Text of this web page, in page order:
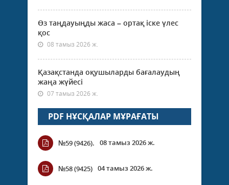
Өз таңдауыңды жаса – ортақ іске үлес
қос
08 тамыз 2026 ж.
Қазақстанда оқушыларды бағалаудың
жаңа жүйесі
07 тамыз 2026 ж.
PDF НҰСҚАЛАР МҰРАҒАТЫ
№59 (9426). 08 тамыз 2026 ж.
№58 (9425) 04 тамыз 2026 ж.